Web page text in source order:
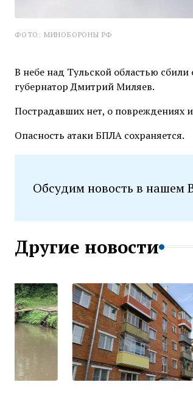
ФОТО: МИНОБОРОНЫ РФ
В небе над Тульской областью
губернатор Дмитрий Миляев.
Пострадавших нет, о повреждениях
Опасность атаки БПЛА сохраняется.
Обсудим новость в нашем
Другие новости